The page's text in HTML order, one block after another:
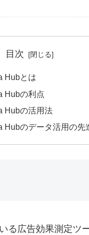
目次
Hubとは
Hubの利点
Hubの活用法
Hubのデータ活用の先
る広告効果測定ツ